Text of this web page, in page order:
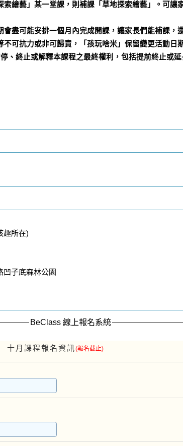
繪藝」某一堂課，則補課「草地探索繪藝」。可讓
盡可能安排一個月內完成開課，讓家長們能補課，
可抗力或非可歸責，「孩玩啥米」保留變更活動日
、終止或解釋本課程之最終權利，包括提前終止或
趣所在)
子底森林公園
BeClass 線上報名系統
十月課程報名資訊(報名截止)